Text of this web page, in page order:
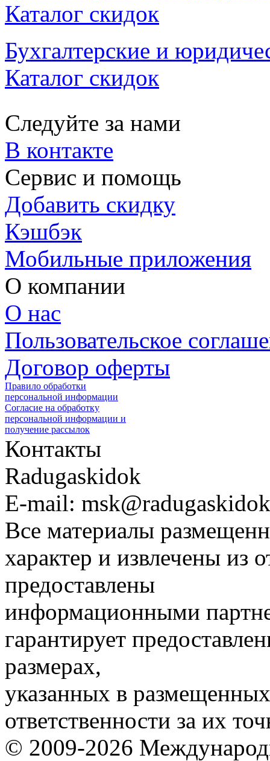
Каталог скидок
Бухгалтерские и
Каталог скидок
Следуйте за нами
В контакте
Сервис и помощь
Добавить скидку
Кэшбэк
Мобильные приложения
О компании
О нас
Пользовательское
Договор оферты
Правило обработки
персональной информации
Согласие на обработку
персональной информации и
получение рассылок
Контакты
Radugaskidok
E-mail:
Все материалы
характер и извлечены из
предоставлены
информационными
гарантирует
размерах,
указанных в
ответственности за их
© 2009-2026